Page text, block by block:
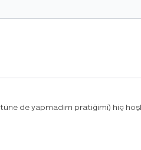
de yapmadım pratiğimi) hiç